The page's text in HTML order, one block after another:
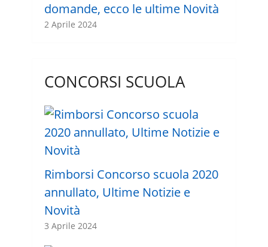
domande, ecco le ultime Novità
2 Aprile 2024
CONCORSI SCUOLA
Rimborsi Concorso scuola 2020
annullato, Ultime Notizie e
Novità
3 Aprile 2024